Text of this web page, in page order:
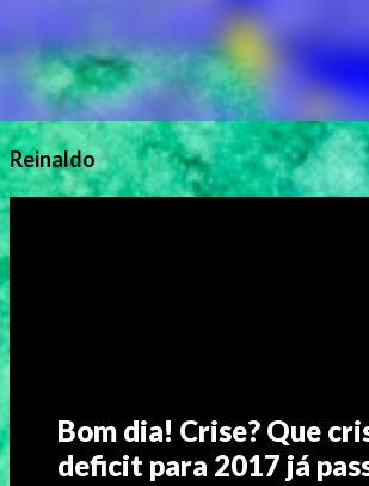
Reinaldo
Bom dia! Crise? Que
deficit para 2017 já